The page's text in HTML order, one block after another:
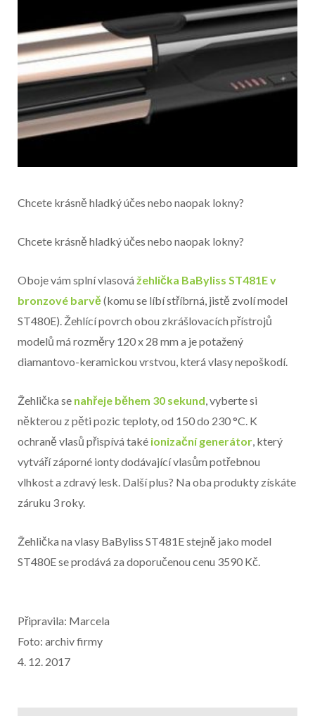
Chcete krásně hladký účes nebo naopak lokny?
Začátek reklamy
Chcete krásně hladký účes nebo naopak lokny?
Oboje vám splní vlasová žehlička BaByliss ST481E v
bronzové barvě(komu se líbí stříbrná, jistě zvolí model
ST480E). Žehlící povrch obou zkrášlovacích přístrojů
modelů má rozměry 120 x 28 mm a je potažený
diamantovo-keramickou vrstvou, která vlasy nepoškodí.
Žehlička se nahřeje během 30 sekund, vyberte si
některou z pěti pozic teploty, od 150 do 230 °C. K
ochraně vlasů přispívá také ionizační generátor, který
vytváří záporné ionty dodávající vlasům potřebnou
vlhkost a zdravý lesk. Další plus? Na oba produkty získáte
záruku 3 roky.
Žehlička na vlasy BaByliss ST481E stejně jako model
ST480E se prodává za doporučenou cenu 3590 Kč.
Připravila: Marcela
Foto: archiv firmy
4. 12. 2017